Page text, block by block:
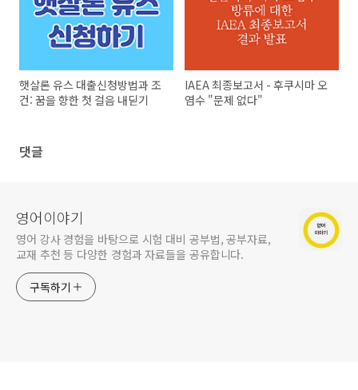
햇살론 유스 대출신청방법과 조
건: 꿈을 향한 첫 걸음 내딛기
IAEA 최종보고서 - 후쿠시마 오
염수 "문제 없다"
댓글
영어이야기
영어 강사 경험을 바탕으로 시험 대비 공부법, 공부자료,
교재 추천 등 다양한 경험과 자료들을 공유합니다.
구독하기